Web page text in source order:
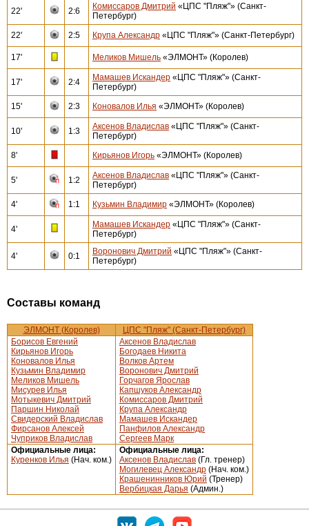
22' 2:6 Комиссаров Дмитрий «ЦПС "Пляж"» (Санкт-
Петербург)
22'
2:5 Крупа Александр «ЦПС "Пляж"» (Санкт-Петербург)
17' Меликов Мишель «ЭЛМОНТ» (Королев)
17' 2:4 Мамашев Искандер «ЦПС "Пляж"» (Санкт-
Петербург)
15'
2:3 Коновалов Илья «ЭЛМОНТ» (Королев)
10' 1:3 Аксенов Владислав «ЦПС "Пляж"» (Санкт-
Петербург)
8'
Кирьянов Игорь «ЭЛМОНТ» (Королев)
5' 1:2 Аксенов Владислав «ЦПС "Пляж"» (Санкт-
Петербург)
4'
1:1 Кузьмин Владимир «ЭЛМОНТ» (Королев)
4' Мамашев Искандер «ЦПС "Пляж"» (Санкт-
Петербург)
4' 0:1 Воронович Дмитрий «ЦПС "Пляж"» (Санкт-
Петербург)
Составы команд
ЭЛМОНТ (Королев)
ЦПС "Пляж" (Санкт-Петербург)
Борисов Евгений
Кирьянов Игорь
Коновалов Илья
Кузьмин Владимир
Меликов Мишель
Мисурев Илья
Мотыкевич Дмитрий
Паршин Николай
Свидерский Владислав
Фирсанов Алексей
Чуприков Владислав
Аксенов Владислав
Богодаев Никита
Волков Артем
Воронович Дмитрий
Горчагов Ярослав
Капшуков Александр
Комиссаров Дмитрий
Крупа Александр
Мамашев Искандер
Панфилов Александр
Сергеев Марк
Официальные лица:
Куренков Илья (Нач. ком.)
Официальные лица:
Аксенов Владислав (Гл. тренер)
Могилевец Александр (Нач. ком.)
Крашенинников Юрий (Тренер)
Вербицкая Дарья (Админ.)